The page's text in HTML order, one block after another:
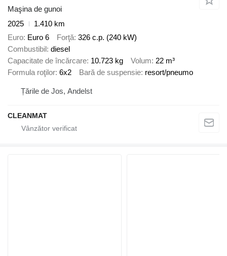
Maşina de gunoi
2025
1.410 km
Euro Euro 6 Forţă 326 c.p. (240 kW)
Combustibil diesel
Capacitate de încărcare 10.723 kg Volum 22 m³
Formula roţilor 6x2 Bară de suspensie resort/pneumo
Țările de Jos, Andelst
CLEANMAT